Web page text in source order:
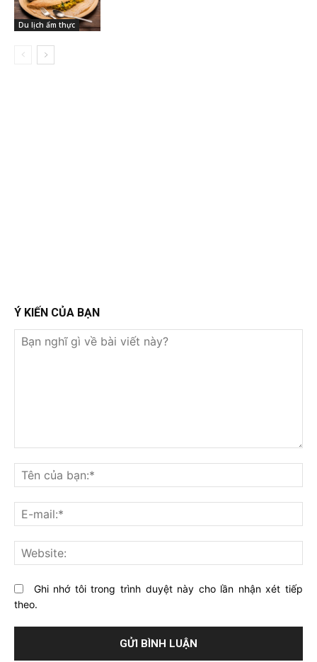
Du lịch ẩm thực
Ý KIẾN CỦA BẠN
nghĩ
gì
về
bài
viết
này?
Ghi nhớ tôi trong trình duyệt này cho lần nhận xét tiếp
theo.